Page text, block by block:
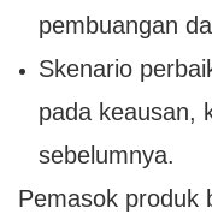
pembuangan
Skenario
pada keausan,
sebelumnya.
Pemasok produk